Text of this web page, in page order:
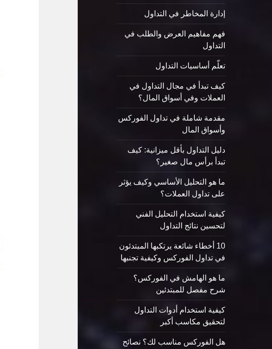
إدارة المخاطر في التداول
فهم مفاهيم العرض والطلب في
التداول
تعلّم أساسيات التداول
كيف تبدأ في مجال التداول في
العملات وفي أسواق المال؟
مقدمة شاملة في تداول الفوركس
وأسواق المال
دليل التداول بأقل ميزانية: كيف
تبدأ برأس مال صغير؟
ما هو التحليل الأساسي وكيف يؤثر
على تداول العملات؟
كيفية استخدام التحليل الفني
لتحسين نتائج التداول
10 أخطاء شائعة يرتكبها المبتدئون
في تداول الفوركس وكيفية تجنبها
ما هو الهامش في الفوركس؟
شرح مفصل للمبتدئين
كيفية استخدام أدوات التداول
لتحقيق مكاسب أكبر
هل الفوركس مناسب لك؟ نصائح